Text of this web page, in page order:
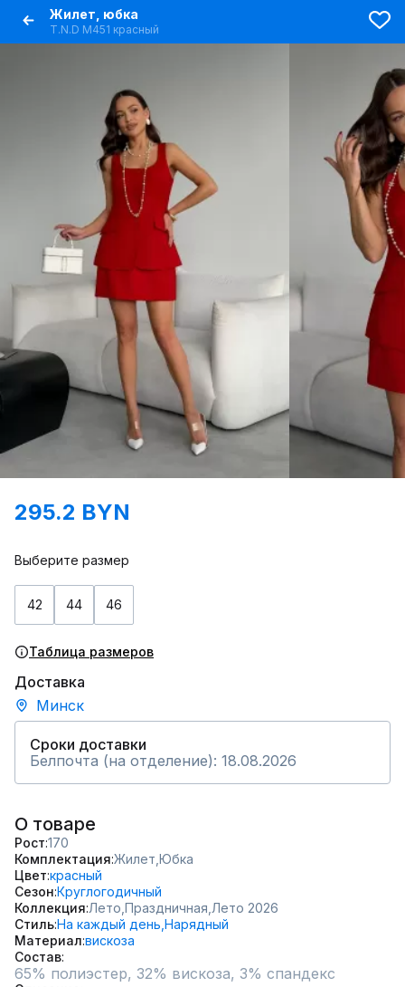
Жилет, юбка
T.N.D М451 красный
295.2 BYN
Выберите размер
42 44 46
Таблица размеров
Доставка
Минск
Сроки доставки
Белпочта (на отделение): 18.08.2026
О товаре
Рост 170
Комплектация Жилет, Юбка
Цвет красный
Сезон Круглогодичный
Коллекция Лето, Праздничная, Лето 2026
СтильНа каждый день, Нарядный
Материал вискоза
Состав
65% полиэстер, 32% вискоза, 3% спандекс